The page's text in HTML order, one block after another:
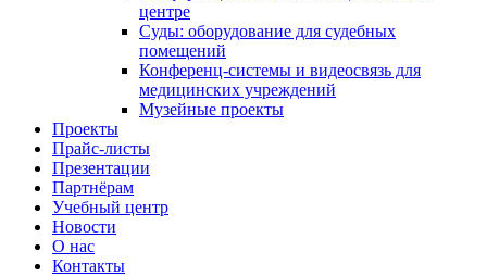
центре
Суды: оборудование для судебных
помещений
Конференц-системы и видеосвязь для
медицинских учреждений
Музейные проекты
Проекты
Прайс-листы
Презентации
Партнёрам
Учебный центр
Новости
О нас
Контакты